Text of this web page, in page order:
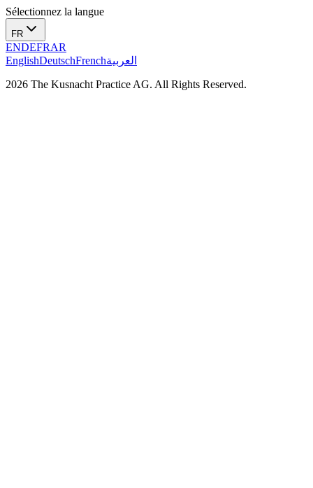
Sélectionnez la langue
FR
ENDEFRAR
EnglishDeutschFrenchالعربية
2026 The Kusnacht Practice AG. All Rights Reserved.